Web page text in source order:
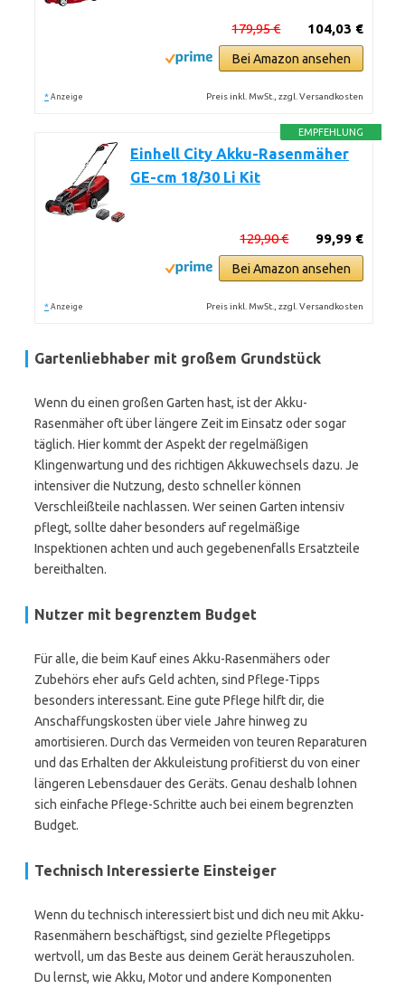
104,03 €
179,95 €
Bei Amazon ansehen
* Anzeige Preis inkl. MwSt., zzgl. Versandkosten
EMPFEHLUNG
Einhell City Akku-Rasenmäher
GE-cm 18/30 Li Kit
99,99 €
129,90 €
Bei Amazon ansehen
* Anzeige Preis inkl. MwSt., zzgl. Versandkosten
Gartenliebhaber mit großem Grundstück
Wenn du einen großen Garten hast, ist der Akku-
Rasenmäher oft über längere Zeit im Einsatz oder sogar
täglich. Hier kommt der Aspekt der regelmäßigen
Klingenwartung und des richtigen Akkuwechsels dazu. Je
intensiver die Nutzung, desto schneller können
Verschleißteile nachlassen. Wer seinen Garten intensiv
pflegt, sollte daher besonders auf regelmäßige
Inspektionen achten und auch gegebenenfalls Ersatzteile
bereithalten.
Nutzer mit begrenztem Budget
Für alle, die beim Kauf eines Akku-Rasenmähers oder
Zubehörs eher aufs Geld achten, sind Pflege-Tipps
besonders interessant. Eine gute Pflege hilft dir, die
Anschaffungskosten über viele Jahre hinweg zu
amortisieren. Durch das Vermeiden von teuren Reparaturen
und das Erhalten der Akkuleistung profitierst du von einer
längeren Lebensdauer des Geräts. Genau deshalb lohnen
sich einfache Pflege-Schritte auch bei einem begrenzten
Budget.
Technisch Interessierte Einsteiger
Wenn du technisch interessiert bist und dich neu mit Akku-
Rasenmähern beschäftigst, sind gezielte Pflegetipps
wertvoll, um das Beste aus deinem Gerät herauszuholen.
Du lernst, wie Akku, Motor und andere Komponenten